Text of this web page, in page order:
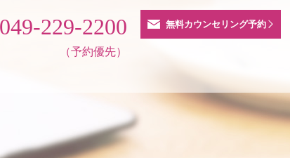
無料カウンセリング予約
049-229-2200
（予約優先）